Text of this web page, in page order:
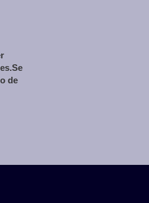
de